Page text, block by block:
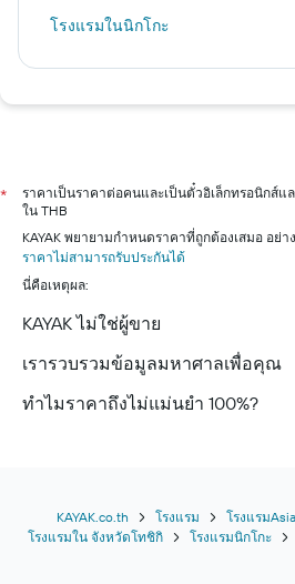
โรงแรมในนิกโกะ
*
ราคาเป็นราคาต่อคนและเป็นตั๋วอิเล็กทรอนิกส์แ
ใน THB
KAYAK พยายามกำหนดราคาที่ถูกต้องเสมอ อย่า
ราคาไม่สามารถรับประกันได้
นี่คือเหตุผล:
KAYAK ไม่ใช่ผู้ขาย
เรารวบรวมข้อมูลมหาศาลเพื่อคุณ
ทำไมราคาถึงไม่แม่นยำ 100%?
KAYAK.co.th โรงแรม โรงแรมAsia
โรงแรมใน จังหวัดโทชิกิ
โรงแรมนิกโกะ